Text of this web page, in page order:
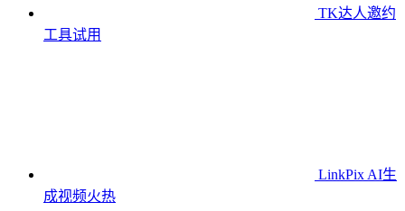
TK达人邀约
工具试用
LinkPix AI生
成视频火热